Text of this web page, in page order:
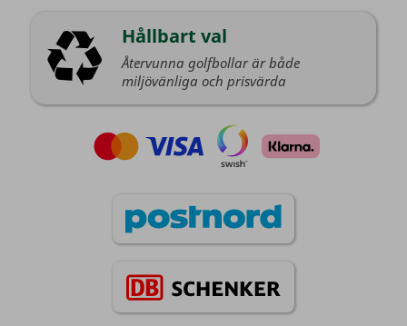
Hållbart val
Återvunna golfbollar är både
miljövänliga och prisvärda